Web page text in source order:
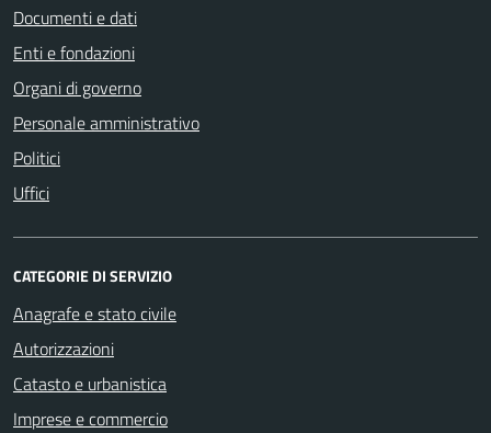
Documenti e dati
Enti e fondazioni
Organi di governo
Personale amministrativo
Politici
Uffici
CATEGORIE DI SERVIZIO
Anagrafe e stato civile
Autorizzazioni
Catasto e urbanistica
Imprese e commercio